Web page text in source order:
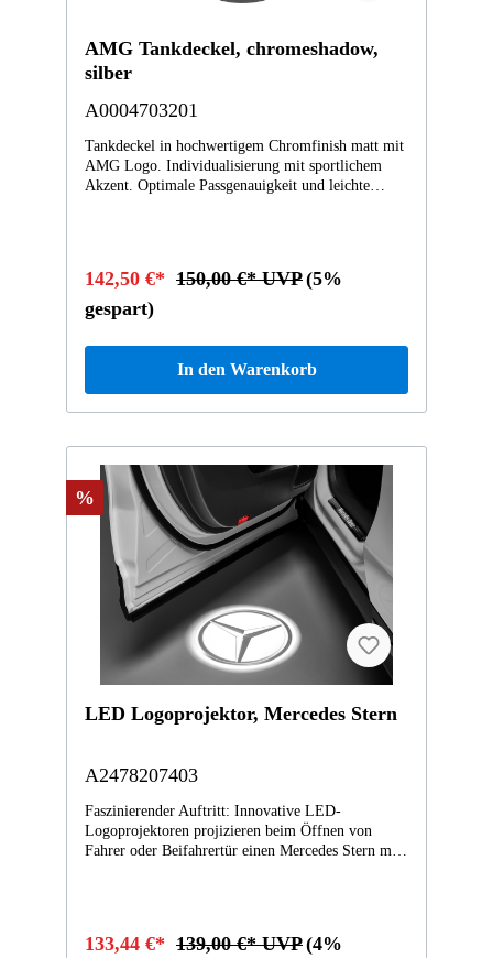
AMG Tankdeckel, chromeshadow,
silber
A0004703201
Tankdeckel in hochwertigem Chromfinish matt mit
AMG Logo. Individualisierung mit sportlichem
Akzent. Optimale Passgenauigkeit und leichte
silber
142,50 €* 150,00 €* UVP(5%
gespart)
In den Warenkorb
%
LED Logoprojektor, Mercedes Stern
A2478207403
Faszinierender Auftritt: Innovative LED-
Logoprojektoren projizieren beim Öffnen von
Fahrer oder Beifahrertür einen Mercedes Stern mit
(07/19- ), C253 (09/16-06/19), N253 (10/18- ),
133,44 €* 139,00 €* UVP(4%